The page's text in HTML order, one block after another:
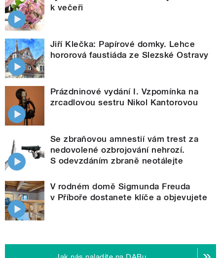
k večeři
Jiří Klečka: Papírové domky. Lehce
hororová faustiáda ze Slezské Ostravy
Prázdninové vydání I. Vzpomínka na
zrcadlovou sestru Nikol Kantorovou
Se zbraňovou amnestií vám trest za
nedovolené ozbrojování nehrozí.
S odevzdáním zbraně neotálejte
V rodném domě Sigmunda Freuda
v Příboře dostanete klíče a objevujete